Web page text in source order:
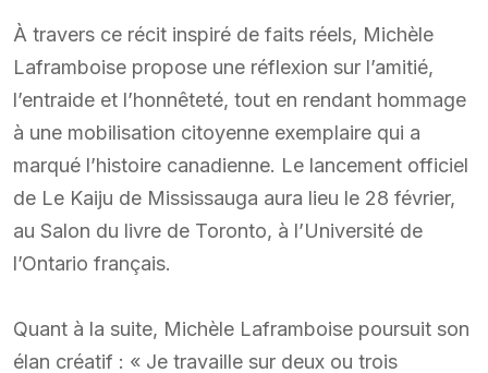
À travers ce récit inspiré de faits réels, Michèle
Laframboise propose une réflexion sur l’amitié,
l’entraide et l’honnêteté, tout en rendant hommage
à une mobilisation citoyenne exemplaire qui a
marqué l’histoire canadienne. Le lancement officiel
de Le Kaiju de Mississauga aura lieu le 28 février,
au Salon du livre de Toronto, à l’Université de
l’Ontario français.
Quant à la suite, Michèle Laframboise poursuit son
élan créatif : « Je travaille sur deux ou trois